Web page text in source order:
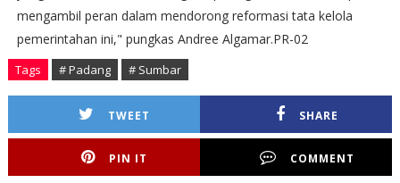
mengambil peran dalam mendorong reformasi tata kelola
pemerintahan ini," pungkas Andree Algamar.PR-02
Tags # Padang # Sumbar
TWEET SHARE
PIN IT COMMENT